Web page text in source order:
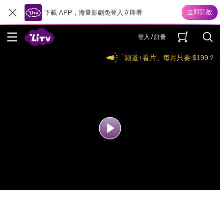
下載 APP，海量影劇免登入立即看
登入 / 註冊
「頻道+看片」每月只要 $199？